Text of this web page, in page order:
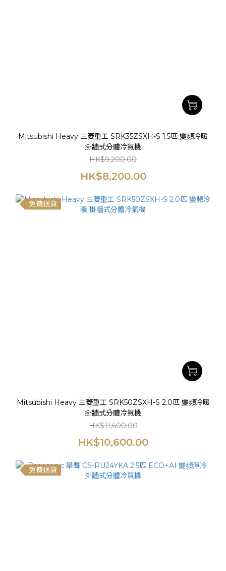
Mitsubishi Heavy 三菱重工 SRK35ZSXH-S 1.5匹 變頻冷暖
掛牆式分體冷氣機
HK$9,200.00
HK$8,200.00
免費送貨
Mitsubishi Heavy 三菱重工 SRK50ZSXH-S 2.0匹 變頻冷暖
掛牆式分體冷氣機
HK$11,600.00
HK$10,600.00
免費送貨